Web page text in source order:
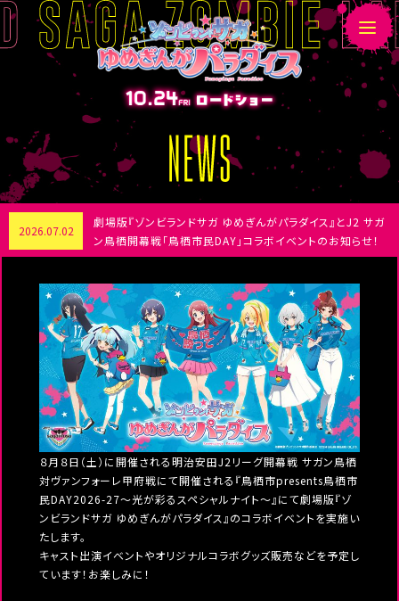
N
W
2026.07.02
劇場版『ゾンビランドサガ ゆめぎんがパラダイス』とJ2 サガ
ン鳥栖開幕戦「鳥栖市民DAY」コラボイベントのお知らせ！
８月８日（土）に開催される明治安田J2リーグ開幕戦 サガン鳥栖
対ヴァンフォーレ甲府戦にて開催される『鳥栖市presents鳥栖市
民DAY2026-27～光が彩るスペシャルナイト～』にて劇場版『ゾ
ンビランドサガ ゆめぎんがパラダイス』のコラボイベントを実施い
たします。
キャスト出演イベントやオリジナルコラボグッズ販売などを予定し
ています！お楽しみに！